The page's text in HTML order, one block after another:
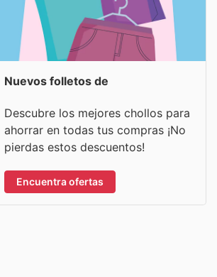
Nuevos folletos de
Descubre los mejores chollos para
ahorrar en todas tus compras ¡No
pierdas estos descuentos!
Encuentra ofertas